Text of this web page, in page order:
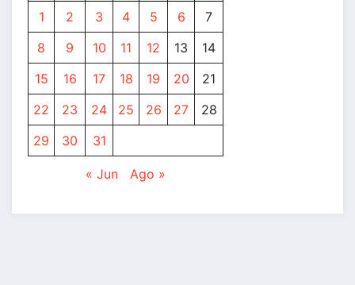
1 2 3 4 5 6
7
8
9 10 11 12 13
14
15
16 17 18 19 20
21
22
23 24 25 26 27
28
29
30 31
« Jun Ago »